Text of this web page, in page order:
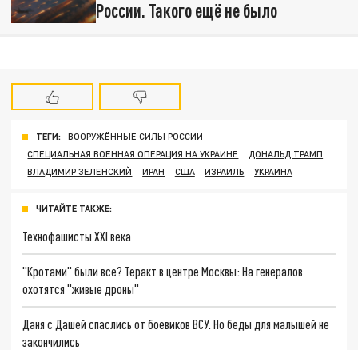
России. Такого ещё не было
ТЕГИ:
ВООРУЖЁННЫЕ СИЛЫ РОССИИ
СПЕЦИАЛЬНАЯ ВОЕННАЯ ОПЕРАЦИЯ НА УКРАИНЕ
ДОНАЛЬД ТРАМП
ВЛАДИМИР ЗЕЛЕНСКИЙ
ИРАН США ИЗРАИЛЬ УКРАИНА
ЧИТАЙТЕ ТАКЖЕ:
Технофашисты XXI века
"Кротами" были все? Теракт в центре Москвы: На генералов
охотятся "живые дроны"
Даня с Дашей спаслись от боевиков ВСУ. Но беды для малышей не
закончились